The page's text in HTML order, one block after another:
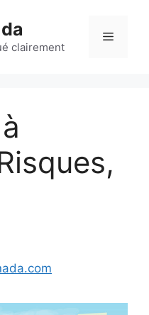
clairement
Menu